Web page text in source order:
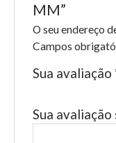
MM”
O seu endereço
Campos
Sua avaliação
Sua